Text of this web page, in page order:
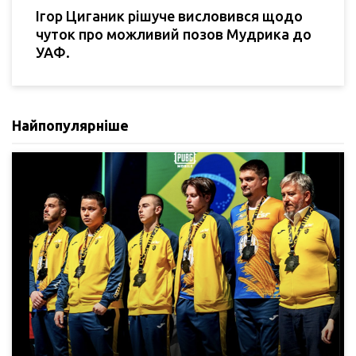
Ігор Циганик рішуче висловився щодо
чуток про можливий позов Мудрика до
УАФ.
Найпопулярніше